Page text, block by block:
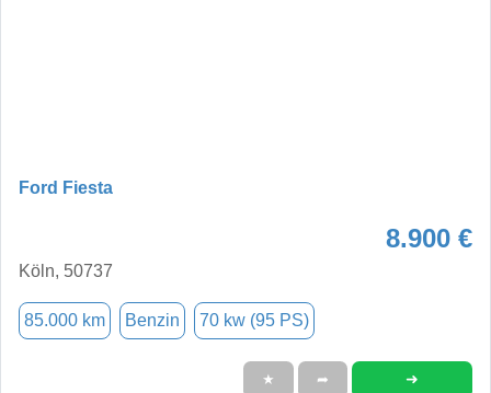
Ford Fiesta
8.900 €
Köln, 50737
85.000 km Benzin 70 kw (95 PS)
★ ➦ ➜